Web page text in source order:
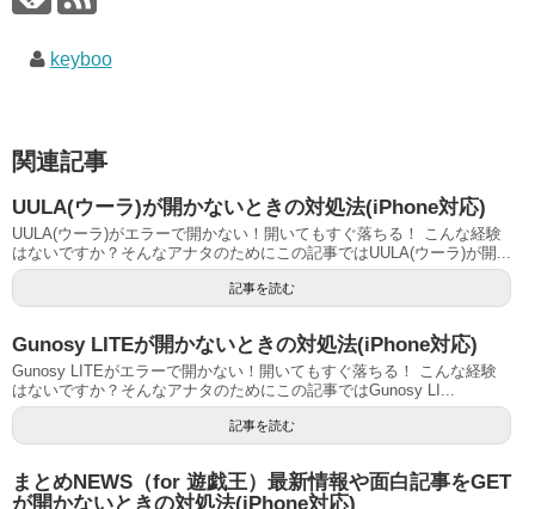
keyboo
関連記事
UULA(ウーラ)が開かないときの対処法(iPhone対応)
UULA(ウーラ)がエラーで開かない！開いてもすぐ落ちる！ こんな経験
はないですか？そんなアナタのためにこの記事ではUULA(ウーラ)が開...
記事を読む
Gunosy LITEが開かないときの対処法(iPhone対応)
Gunosy LITEがエラーで開かない！開いてもすぐ落ちる！ こんな経験
はないですか？そんなアナタのためにこの記事ではGunosy LI...
記事を読む
まとめNEWS（for 遊戯王）最新情報や面白記事をGET
が開かないときの対処法(iPhone対応)